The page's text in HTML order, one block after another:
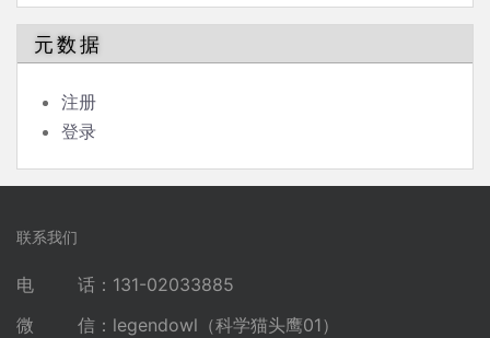
元数据
注册
登录
联系我们
电 话：131-02033885
微 信：legendowl（科学猫头鹰01）